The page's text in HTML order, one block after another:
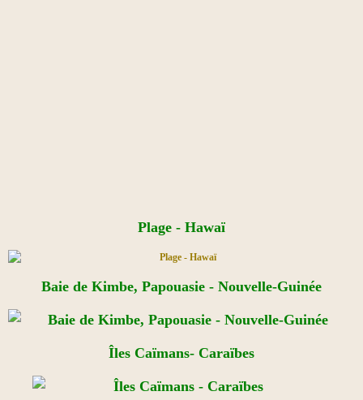
Plage - Hawaï
Baie de Kimbe, Papouasie - Nouvelle-Guinée
Îles Caïmans- Caraïbes